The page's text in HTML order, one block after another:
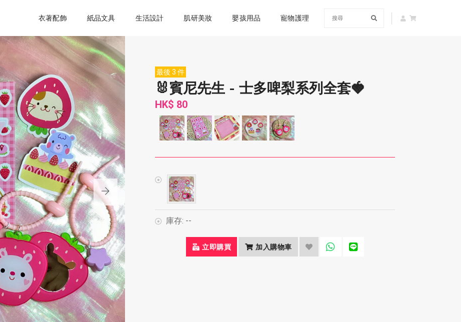
衣著配飾 紙品文具 生活設計 肌研美妝 嬰孩用品 寵物護理
最後 3 件
🐰賓尼先生 - 士多啤梨系列全套🍓
HK$ 80
庫存: --
立即購買 加入購物車